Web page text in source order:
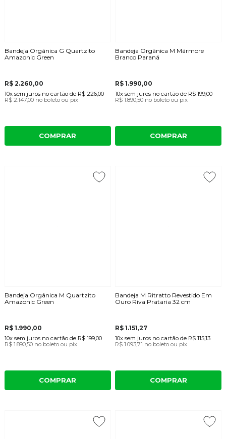
Bandeja Orgânica G Quartzito
Amazonic Green
R$ 2.260,00
10x sem juros no cartãode R$ 226,00
R$ 2.147,00 no boleto ou pix
COMPRAR
Bandeja Orgânica M Mármore
Branco Paraná
R$ 1.990,00
10x sem juros no cartão de R$ 199,00
R$ 1.890,50 no boleto ou pix
COMPRAR
Bandeja Orgânica M Quartzito
Amazonic Green
R$ 1.990,00
10x sem juros no cartãode R$ 199,00
R$ 1.890,50 no boleto ou pix
COMPRAR
Bandeja M Ritratto Revestido Em
Ouro Riva Prataria 32 cm
R$ 1.151,27
10x sem juros no cartão de R$ 115,13
R$ 1.093,71 no boleto ou pix
COMPRAR